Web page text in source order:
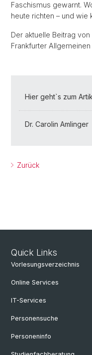
Faschismus gewarnt.
heute richten – und wie
Der aktuelle Beitrag
Frankfurter
Hier geht`s zum
Dr. Carolin Amlinger
Zurück
Quick Links
Vorlesungsverzeichnis
Online Services
IT-Services
Personensuche
Personeninfo